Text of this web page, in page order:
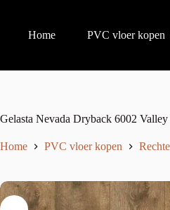
Home PVC vloer kopen
Gelasta Nevada Dryback 6002
Home PVC vloer kopen